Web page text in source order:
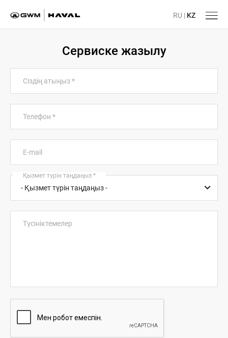
RU | KZ
Сервиске жазылу
Сіздің атыңыз*
Телефон *
E-mail
Қызмет түрін таңдаңыз *
Түсініктемелер